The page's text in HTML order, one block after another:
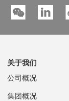
关于我们
公司概况
集团概况